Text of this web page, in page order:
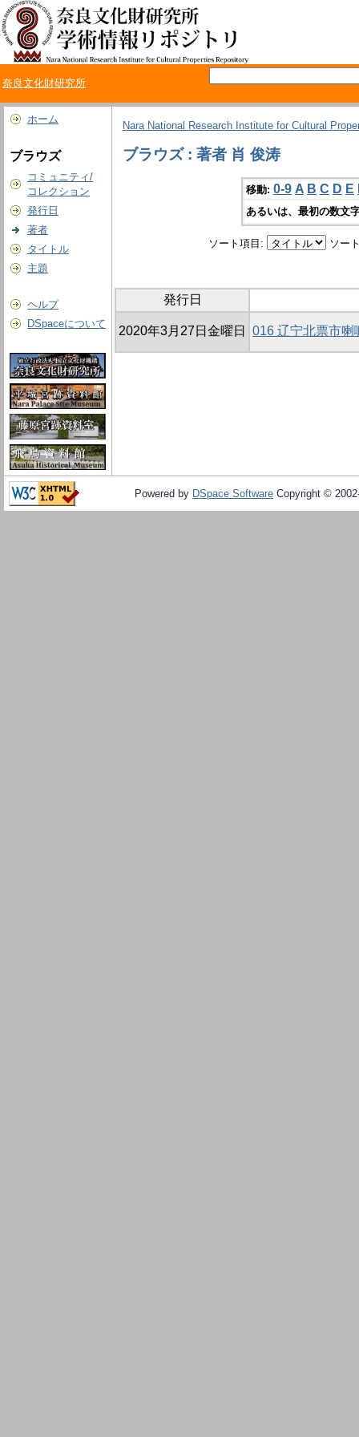
奈良文化財研究所
ホーム
ブラウズ
コミュニティ/
コレクション
発行日
著者
タイトル
主題
ヘルプ
DSpaceについて
Nara National Research Institute for Cultural
ブラウズ : 著者 肖 俊涛
移動: 0-9 A B C D E
あるいは、最初の数文
ソート項目: ソー
発行日
2020年3月27日金曜日 016 辽宁北票市喇
Powered by DSpace Software Copyright ©